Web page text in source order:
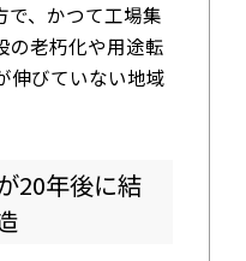
で、かつて工場集
の老朽化や用途転
伸びていない地域
20年後に結